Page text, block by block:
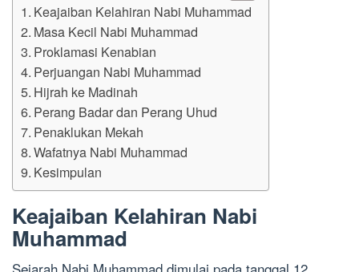
Keajaiban Kelahiran Nabi Muhammad
Masa Kecil Nabi Muhammad
Proklamasi Kenabian
Perjuangan Nabi Muhammad
Hijrah ke Madinah
Perang Badar dan Perang Uhud
Penaklukan Mekah
Wafatnya Nabi Muhammad
Kesimpulan
Keajaiban Kelahiran Nabi
Muhammad